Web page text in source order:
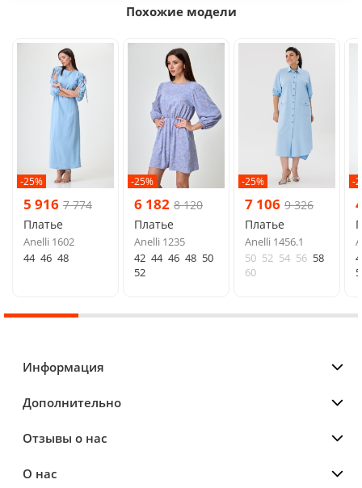
Похожие модели
-25%
5 916 7 774
Платье
Anelli 1602
44 46 48
-25%
6 182 8 120
Платье
Anelli 1235
42 44 46 48 50
52
-25%
7 106 9 326
Платье
Anelli 1456.1
50 52 54 56 58
60
-
Информация
Дополнительно
Отзывы о нас
О нас